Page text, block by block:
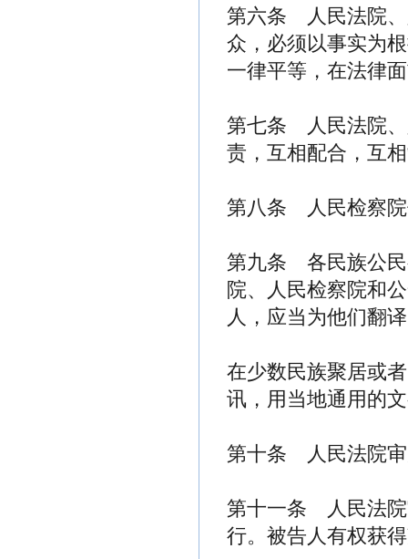
第六条 人民法院、
众，必须以事实为
一律平等，在法律
第七条 人民法院、
责，互相配合，互
第八条 人民检察院
第九条 各民族公民
院、人民检察院和
人，应当为他们翻
在少数民族聚居或
讯，用当地通用的
第十条 人民法院审
第十一条 人民法院
行。被告人有权获